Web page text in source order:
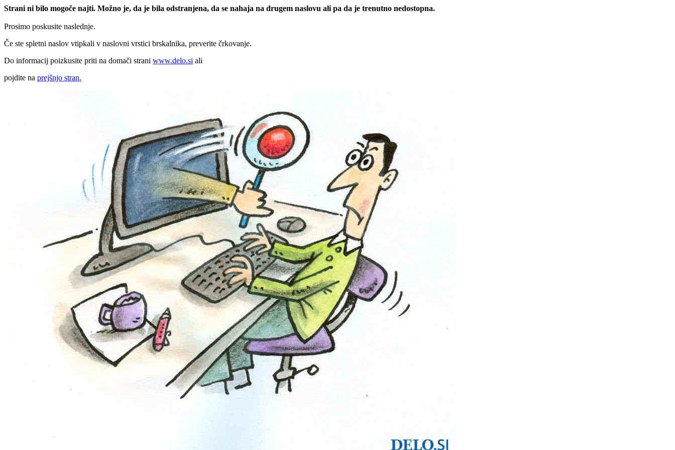
Strani ni bilo mogoče najti. Možno je, da je bila odstranjena, da se nahaja na drugem naslovu ali pa da je trenutno nedostopna.
Prosimo poskusite naslednje.
Če ste spletni naslov vtipkali v naslovni vrstici brskalnika, preverite črkovanje.
Do informacij poizkusite priti na domači strani www.delo.si ali
pojdite na prejšnjo stran.